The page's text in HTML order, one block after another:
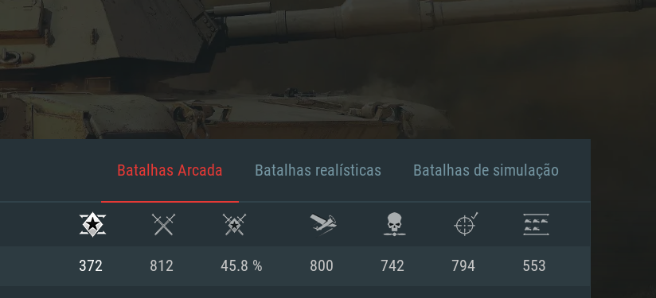
Batalhas Arcada Batalhas realísticas Batalhas de simulação
372 812 45.8 % 800 742 794 553